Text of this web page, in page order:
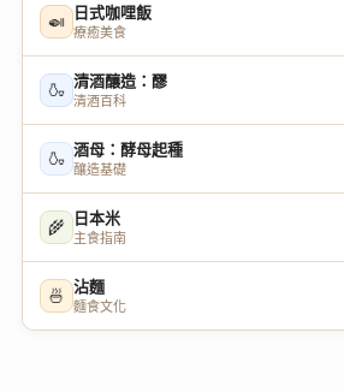
🍛 日式咖哩飯
療癒美食
🍶 清酒釀造：醪
清酒百科
🍶 酒母：酵母起種
釀造基礎
🌾 日本米
主食指南
🍜 沾麵
麵食文化